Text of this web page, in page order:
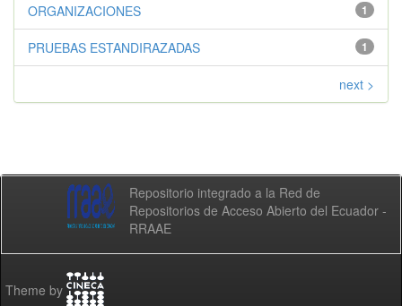
1
ORGANIZACIONES
1
PRUEBAS ESTANDIRAZADAS
next >
Repositorio integrado a la Red de
Repositorios de Acceso Abierto del Ecuador -
RRAAE
Theme by